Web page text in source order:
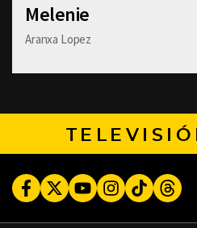
Melenie
Aranxa Lopez
FacebookTwitterYoutubeInstagram
TikTok